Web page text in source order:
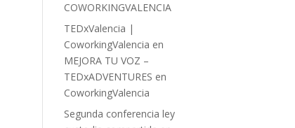
COWORKINGVALENCIA
TEDxValencia |
CoworkingValencia en
MEJORA TU VOZ –
TEDxADVENTURES en
CoworkingValencia
Segunda conferencia ley